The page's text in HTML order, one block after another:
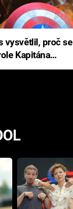
vysvětlil, proč se
Kapitána